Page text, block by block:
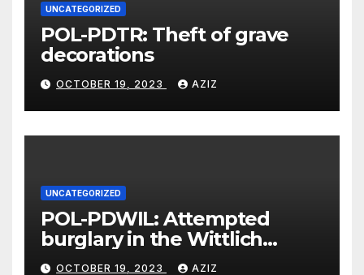
UNCATEGORIZED
POL-PDTR: Theft of grave
decorations
OCTOBER 19, 2023 AZIZ
UNCATEGORIZED
POL-PDWIL: Attempted
burglary in the Wittlich
industrial estate
OCTOBER 19, 2023 AZIZ